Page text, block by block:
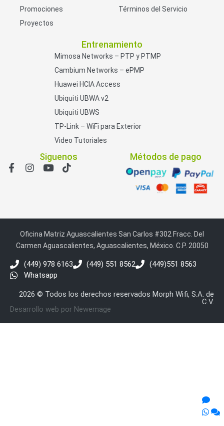
Promociones
Proyectos
Términos del Servicio
Entrenamiento
Mimosa Networks – PTP y PTMP
Cambium Networks – ePMP
Huawei HCIA Access
Ubiquiti UBWA v2
Ubiquiti UBWS
TP-Link – WiFi para Exterior
Video Tutoriales
Siguenos Métodos de pago
Oficina Matriz Aguascalientes San Carlos #302 Fracc. Del
Carmen Aguascalientes, Aguascalientes, México. C.P. 20050
(449) 978 6163 (449) 551 8562
(449)551 8563
Whatsapp
2026 © Todos los derechos reservados Morph Wifi, S.A. de
C.V.
Desarrollo web por Newemage